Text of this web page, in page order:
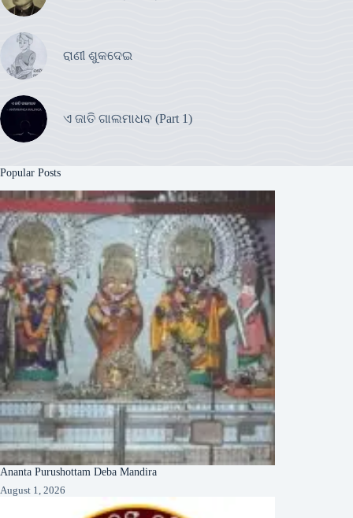
ରାଣୀ ଶୁକଦେଇ
ଏ ଜାତି ଗାଲମାଧବ (Part 1)
Popular Posts
Ananta Purushottam Deba Mandira
August 1, 2026